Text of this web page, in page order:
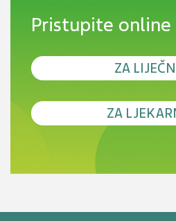
Pristupite
ZA
Debljina - od prevencije do
Novi pogled na migrenu:
razlike i nove terapije
smetnji do rane onkološke
ZA
Antikoagulansi u ljekarničkoj